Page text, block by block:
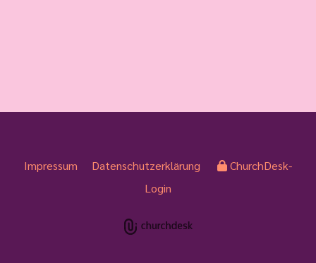
Impressum Datenschutzerklärung
ChurchDesk-
Login